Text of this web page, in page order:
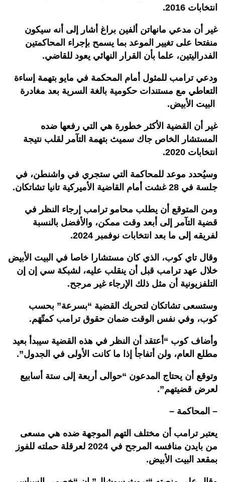
انتخابات 2016.
غير أن مدعي مانهاتن ألفين براغ أشار إلى أنه سيكون
منفتحا على تغيير الموعد بما يسمح بإجراء المحاكمتين
الفدراليتين، علما بأن القرار النهائي يعود للقاضي.
ودعي ترامب للمثول أمام المحكمة في مايو بتهمة إساءة
التعاطي مع مستندات حكومية بالغة السرية بعد مغادرة
البيت الأبيض.
غير أن القضية الأكثر خطورة هي التي رفعها ضده
المستشار الخاص جاك سميث بتهمة التآمر لقلب نتيجة
انتخابات 2020.
وسيُحدد موعد للمحاكمة التي ستجري في واشنطن، في
جلسة في 28 غشت أمام القاضية الأميركية تانيا تشاتكان.
ومن المتوقع أن يطلب محامو ترامب إرجاء النظر في
قضية التآمر إلى أبعد وقت ممكن، والأفضل بالنسبة
لفريقه إلى ما بعد انتخابات نوفمبر 2024.
وقال تاي كوب، الذي كان مستشارا خاصا في البيت الأبيض
خلال عهد ترامب قبل أن ينقلب عليه، لشبكة سي إن إن
التلفزيونية أن مثل ذلك الإرجاء غير مرجح.
وستسعى تشاتكان لتحريك القضية “بسرعة” بحسب
كوب، وفي نفس الوقت ضمان حقوق ترامب كمتّهَم.
وأضاف كوب “أعتقد أن النظر في هذه القضية سيبدأ بعيد
مطلع العام، ولن أتفاجأ إذا ما كانت الأولى في الجدول”.
وتوقع أن يحتاج المدعون “حوالى أربعة إلى ستة أسابيع
لعرض قضيتهم”.
– المحاكمة –
يعتبر ترامب أن مختلف التهم الموجهة ضده هي مسعى
من بايدن منافسه المرجح في 2024 لعرقلة حملته للفوز
بمقعد البيت الأبيض.